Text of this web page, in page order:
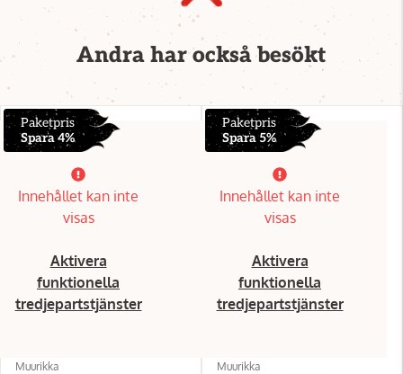
Andra har också besökt
Paketpris
Spara 4%
Innehållet kan inte
visas
Aktivera
funktionella
tredjepartstjänster
Muurikka
Paketpris
Spara 5%
Innehållet kan inte
visas
Aktivera
funktionella
tredjepartstjänster
Muurikka